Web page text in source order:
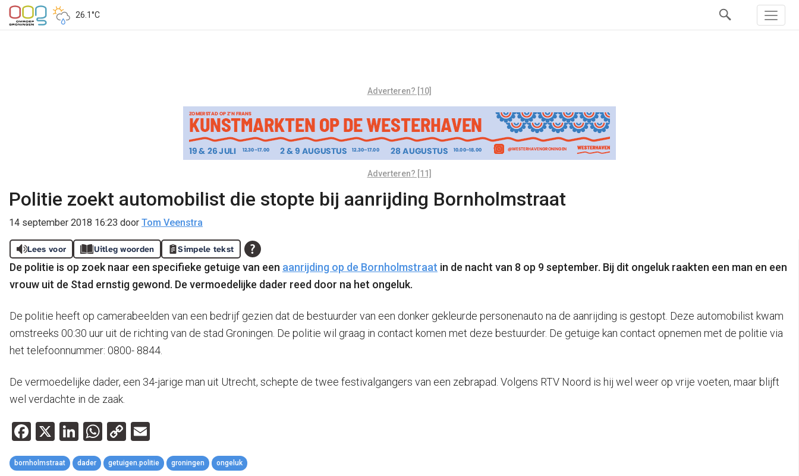
26.1°C
Adverteren? [10]
Adverteren? [11]
Politie zoekt automobilist die stopte bij aanrijding Bornholmstraat
14 september 2018 16:23 door Tom Veenstra
Lees voor Uitleg woorden Simpele tekst
De politie is op zoek naar een specifieke getuige van een aanrijding op de Bornholmstraat in de nacht van 8 op 9 september. Bij dit ongeluk raakten een man en een
vrouw uit de Stad ernstig gewond. De vermoedelijke dader reed door na het ongeluk.
De politie heeft op camerabeelden van een bedrijf gezien dat de bestuurder van een donker gekleurde personenauto na de aanrijding is gestopt. Deze automobilist kwam
omstreeks 00:30 uur uit de richting van de stad Groningen. De politie wil graag in contact komen met deze bestuurder. De getuige kan contact opnemen met de politie via
het telefoonnummer: 0800- 8844.
De vermoedelijke dader, een 34-jarige man uit Utrecht, schepte de twee festivalgangers van een zebrapad. Volgens RTV Noord is hij wel weer op vrije voeten, maar blijft
wel verdachte in de zaak.
Facebook
X LinkedIn
WhatsApp
Copy
Link
bornholmstraat dader getuigen.politie groningen ongeluk